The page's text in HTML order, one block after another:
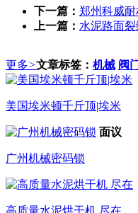
下一篇： 郑州科威
上一篇： 水泥路面
更多>文章标签： 机械 阀门
美国埃米顿千斤顶|埃米
面议
广州机械密码锁
高质量水泥烘干机 尽在